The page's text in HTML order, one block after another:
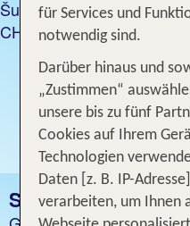
SLOWAKEI
für Services und
notwendig sind.
Darüber hinaus und
„Zustimmen“
unsere bis zu fünf
Cookies auf Ihrem
Technologien
Daten [z. B. IP-
verarbeiten, um Ihnen